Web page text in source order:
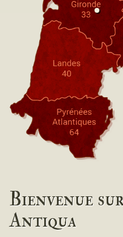
Bienvenue
Antiqua